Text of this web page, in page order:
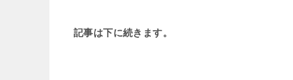
記事は下に続きます。